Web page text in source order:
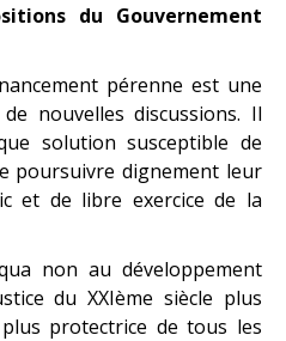
du Gouvernement
pérenne est une
nouvelles discussions. Il
solution susceptible de
poursuivre dignement leur
et de libre exercice de la
non au développement
du XXIème siècle plus
protectrice de tous les